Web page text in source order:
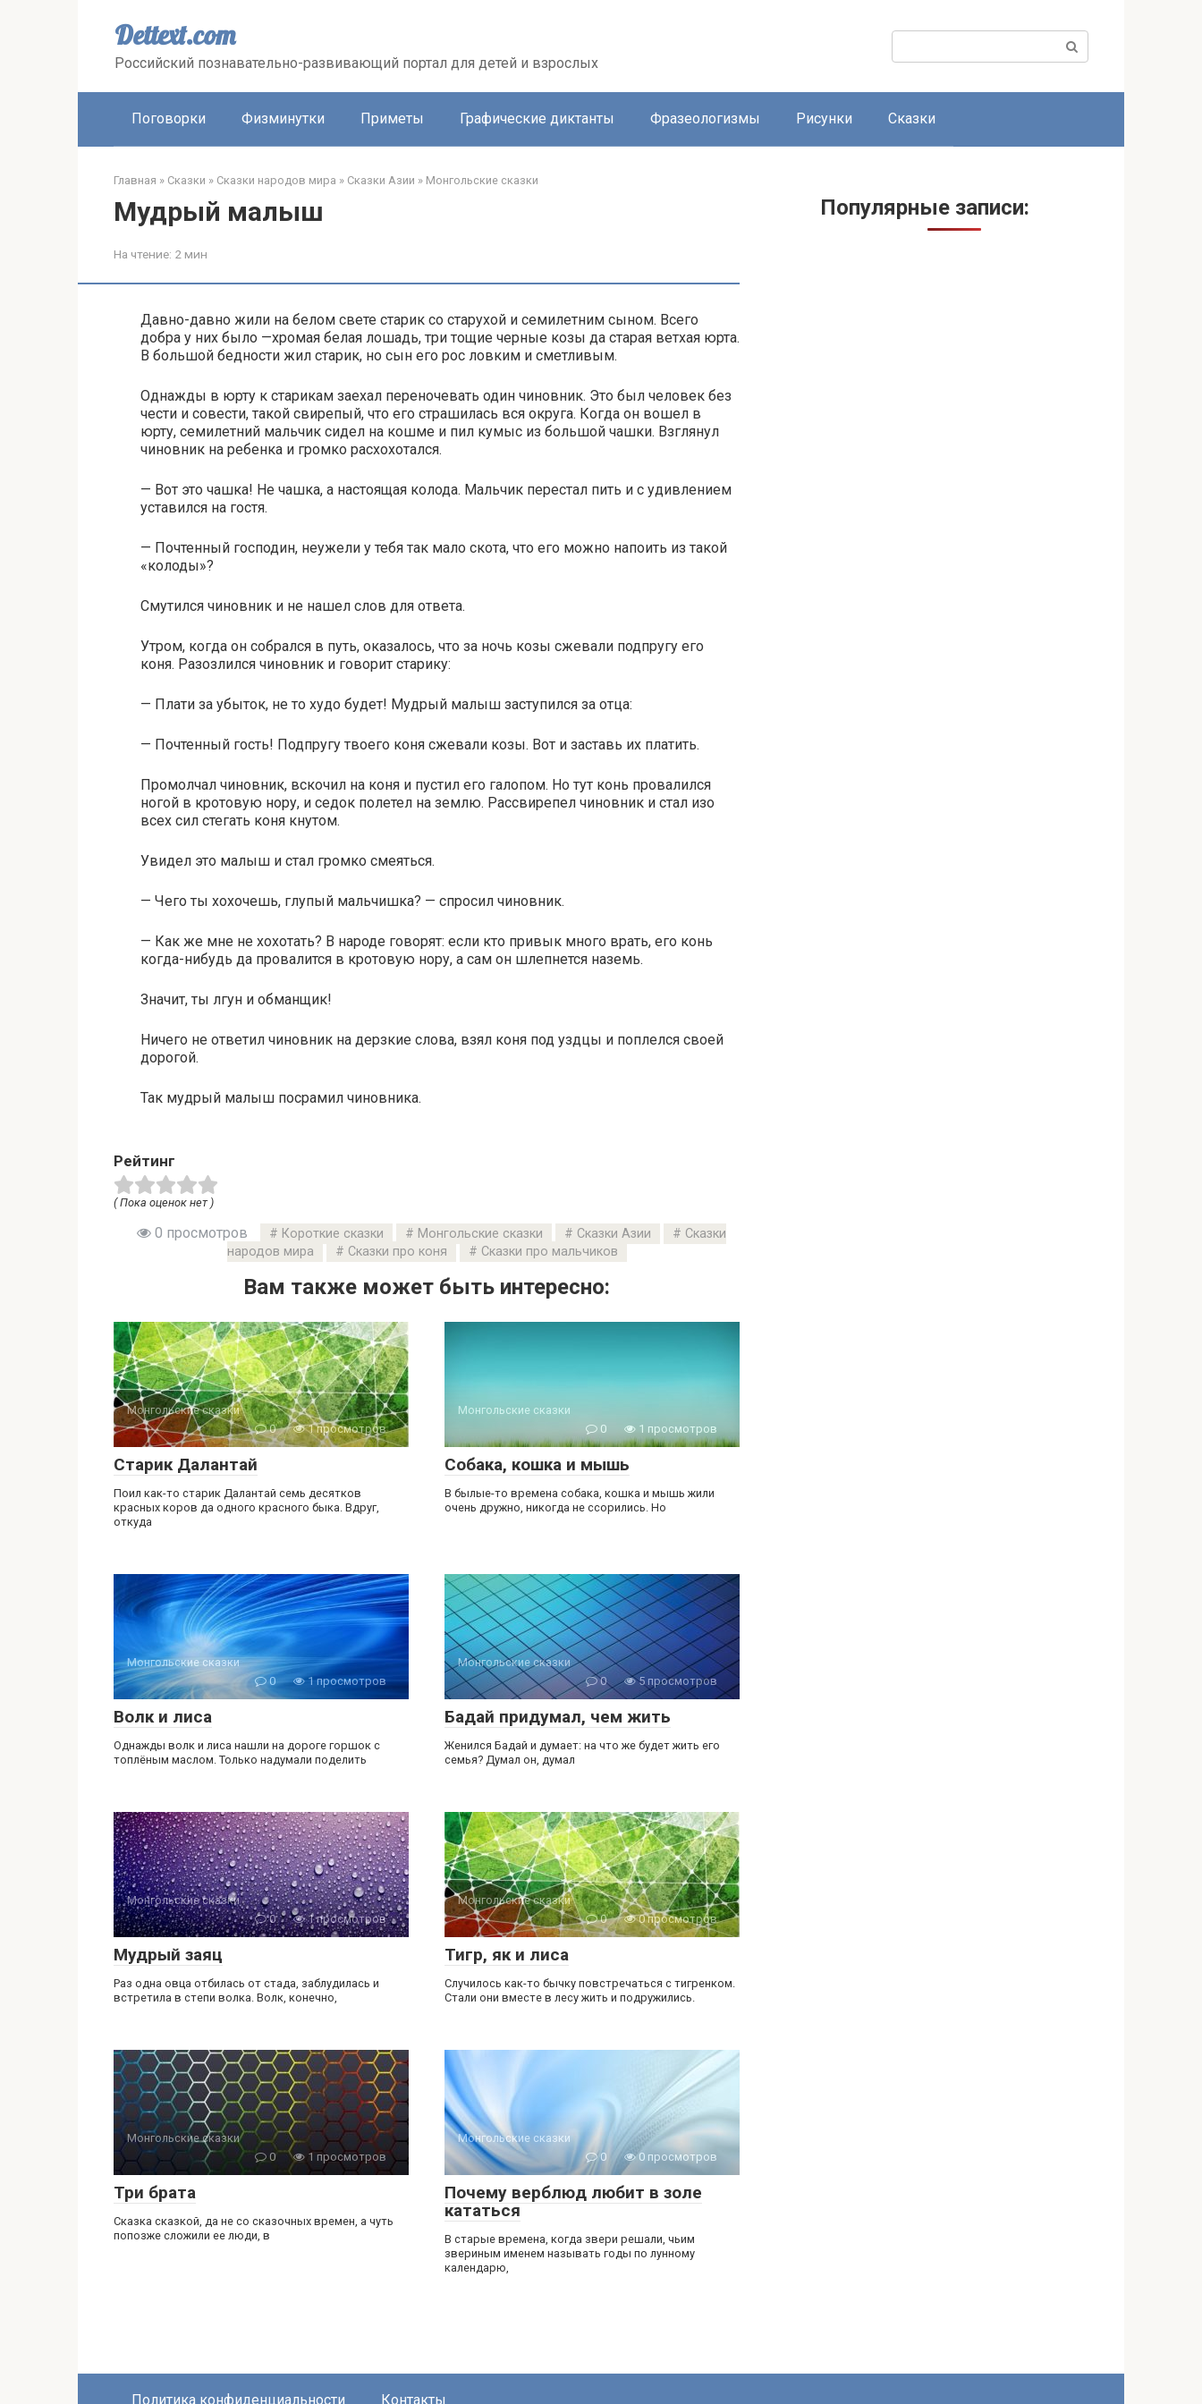
Dettext.com
Российский познавательно-развивающий портал для детей и взрослых
Поиск:
Поговорки Физминутки Приметы Графические диктанты Фразеологизмы Рисунки Сказки
Главная » Сказки » Сказки народов мира » Сказки Азии » Монгольские сказки
Мудрый малыш
На чтение: 2 мин
Давно-давно жили на белом свете старик со старухой и семилетним сыном. Всего
добра у них было —хромая белая лошадь, три тощие черные козы да старая ветхая юрта.
В большой бедности жил старик, но сын его рос ловким и сметливым.
Однажды в юрту к старикам заехал переночевать один чиновник. Это был человек без
чести и совести, такой свирепый, что его страшилась вся округа. Когда он вошел в
юрту, семилетний мальчик сидел на кошме и пил кумыс из большой чашки. Взглянул
чиновник на ребенка и громко расхохотался.
— Вот это чашка! Не чашка, а настоящая колода. Мальчик перестал пить и с удивлением
уставился на гостя.
— Почтенный господин, неужели у тебя так мало скота, что его можно напоить из такой
«колоды»?
Смутился чиновник и не нашел слов для ответа.
Утром, когда он собрался в путь, оказалось, что за ночь козы сжевали подпругу его
коня. Разозлился чиновник и говорит старику:
— Плати за убыток, не то худо будет! Мудрый малыш заступился за отца:
— Почтенный гость! Подпругу твоего коня сжевали козы. Вот и заставь их платить.
Промолчал чиновник, вскочил на коня и пустил его галопом. Но тут конь провалился
ногой в кротовую нору, и седок полетел на землю. Рассвирепел чиновник и стал изо
всех сил стегать коня кнутом.
Увидел это малыш и стал громко смеяться.
— Чего ты хохочешь, глупый мальчишка? — спросил чиновник.
— Как же мне не хохотать? В народе говорят: если кто привык много врать, его конь
когда-нибудь да провалится в кротовую нору, а сам он шлепнется наземь.
Значит, ты лгун и обманщик!
Ничего не ответил чиновник на дерзкие слова, взял коня под уздцы и поплелся своей
дорогой.
Так мудрый малыш посрамил чиновника.
Рейтинг
( Пока оценок нет )
0 просмотров Короткие сказки Монгольские сказки Сказки Азии
Сказки
народов мира
Сказки про коня Сказки про мальчиков
Вам также может быть интересно:
Монгольские сказки
0
1 просмотров
Старик Далантай
Поил как-то старик Далантай семь десятков
красных коров да одного красного быка. Вдруг,
откуда
Монгольские сказки
0
1 просмотров
Собака, кошка и мышь
В былые-то времена собака, кошка и мышь жили
очень дружно, никогда не ссорились. Но
Монгольские сказки
0
1 просмотров
Волк и лиса
Однажды волк и лиса нашли на дороге горшок с
топлёным маслом. Только надумали поделить
Монгольские сказки
0
5 просмотров
Бадай придумал, чем жить
Женился Бадай и думает: на что же будет жить его
семья? Думал он, думал
Монгольские сказки
0
1 просмотров
Мудрый заяц
Раз одна овца отбилась от стада, заблудилась и
встретила в степи волка. Волк, конечно,
Монгольские сказки
0
0 просмотров
Тигр, як и лиса
Случилось как-то бычку повстречаться с тигренком.
Стали они вместе в лесу жить и подружились.
Монгольские сказки
0
1 просмотров
Три брата
Сказка сказкой, да не со сказочных времен, а чуть
попозже сложили ее люди, в
Монгольские сказки
0
0 просмотров
Почему верблюд любит в золе
кататься
В старые времена, когда звери решали, чьим
звериным именем называть годы по лунному
календарю,
Популярные записи:
Политика конфиденциальности Контакты